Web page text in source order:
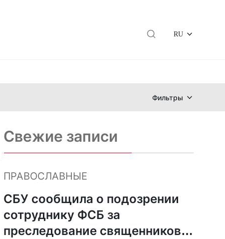
RU
Фильтры
Свежие записи
ПРАВОСЛАВНЫЕ
СБУ сообщила о подозрении
сотруднику ФСБ за
преследование священников